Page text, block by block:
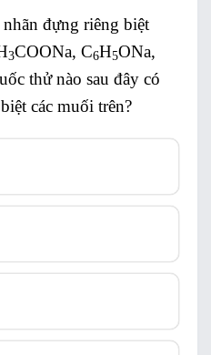
đựng riêng biệt
3COONa, C6H5ONa,
thử nào sau đây có
các muối trên?